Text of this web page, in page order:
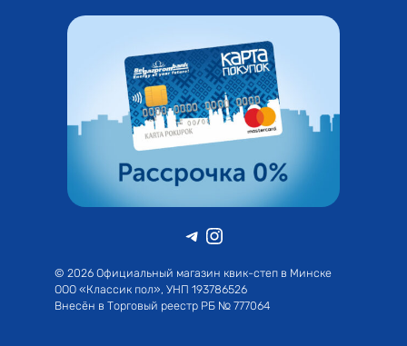
Telegram
Instagram
© 2026 Официальный магазин квик-степ в Минске
ООО «Классик пол», УНП 193786526
Внесён в Торговый реестр РБ № 777064